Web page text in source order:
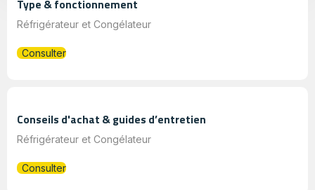
Type & fonctionnement
Réfrigérateur et Congélateur
Consulter
Conseils d'achat & guides d’entretien
Réfrigérateur et Congélateur
Consulter